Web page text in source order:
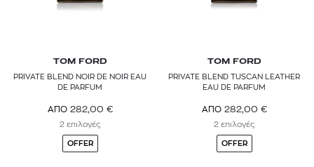
TOM FORD
PRIVATE BLEND NOIR DE NOIR EAU
DE PARFUM
ΑΠΟ 282,00 €
2 επιλογές
OFFER
TOM FORD
PRIVATE BLEND TUSCAN LEATHER
EAU DE PARFUM
ΑΠΟ 282,00 €
2 επιλογές
OFFER